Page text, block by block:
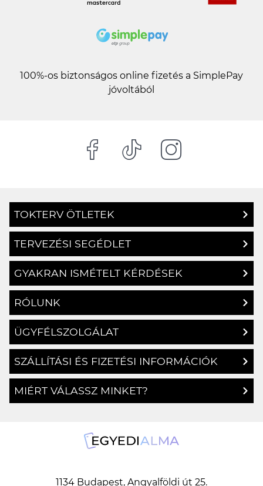
100%-os biztonságos online fizetés a SimplePay
jóvoltából
TOKTERV ÖTLETEK
TERVEZÉSI SEGÉDLET
GYAKRAN ISMÉTELT KÉRDÉSEK
RÓLUNK
ÜGYFÉLSZOLGÁLAT
SZÁLLÍTÁSI ÉS FIZETÉSI INFORMÁCIÓK
MIÉRT VÁLASSZ MINKET?
1134 Budapest, Angyalföldi út 25.